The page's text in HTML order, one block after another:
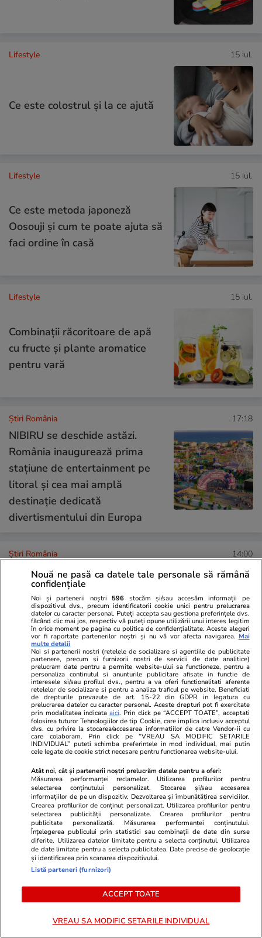
Lifestyle 15 iul.
Ce este colostrul și la ce ajută
Lifestyle 15 iul.
Ce este metoda japoneză
Oosouji și cum te poate ajuta să
faci ordine în casă
Lifestyle 15 iul.
Combinaţii răcoritoare de apă
cu fructe şi plante aromatice
pentru vară
Știri România 17:18
NIBIRU se deschide astăzi.
România inaugurează prima
stațiune de entertainment pe
litoral și cea mai amplă
destinație dedicată
divertismentului din Europa
Știri România 14:00
Canadienii de la VarDev retrag
PUZ-ul pentru proiectul minier
auro-argentifer de un miliard
de dolari de la Certej și anunță
„optimizarea” investiției
Reportaj
Știri România 12:30
Palatul Telefoanelor și-a
deschis porțile istoriei.
Povestea primului zgârie-nori
din România și a telefoanelor
care au schimbat o epocă
Știri România 12:20
Turiștii din toată lumea,
avertizați că la București sunt
cazați în clădiri care se pot
prăbuși la cutremur. „Experții
este inevitabil”, scrie The
Nouă ne pasă ca datele tale personale să rămână
confidențiale
Noi și partenerii noștri 596 stocăm și/sau accesăm informații pe
dispozitivul dvs., precum identificatorii cookie unici pentru prelucrarea
datelor cu caracter personal. Puteți accepta sau gestiona preferințele dvs.
făcând clic mai jos, respectiv vă puteți opune utilizării unui interes legitim
în orice moment pe pagina cu politica de confidențialitate. Aceste alegeri
vor fi raportate partenerilor noștri și nu vă vor afecta navigarea. Mai
multe detalii
Noi si partenerii nostri (retelele de socializare si agentiile de publicitate
partenere, precum si furnizorii nostri de servicii de date analitice)
prelucram date pentru a permite website-ului sa functioneze, pentru a
personaliza continutul si anunturile publicitare afisate in functie de
interesele si/sau profilul dvs., pentru a va oferi functionalitati aferente
retelelor de socializare si pentru a analiza traficul pe website. Beneficiati
de drepturile prevazute de art. 15-22 din GDPR in legatura cu
prelucrarea datelor cu caracter personal. Aceste drepturi pot fi exercitate
prin modalitatea indicataaici. Prin click pe “ACCEPT TOATE”, acceptati
folosirea tuturor Tehnologiilor de tip Cookie, care implica inclusiv acceptul
dvs. cu privire la stocarea/accesarea informatiilor de catre Vendor-ii cu
care colaboram. Prin click pe “VREAU SA MODIFIC SETARILE
INDIVIDUAL” puteti schimba preferintele in mod individual, mai putin
cele legate de cookie strict necesare pentru functionarea website-ului.
Atât noi, cât și partenerii noștri prelucrăm datele pentru a oferi:
Măsurarea performanței reclamelor. Utilizarea profilurilor pentru
selectarea conținutului personalizat. Stocarea și/sau accesarea
informațiilor de pe un dispozitiv. Dezvoltarea și îmbunătățirea serviciilor.
Crearea profilurilor de conținut personalizat. Utilizarea profilurilor pentru
selectarea publicității personalizate. Crearea profilurilor pentru
publicitate personalizată. Măsurarea performanței conținutului.
Înțelegerea publicului prin statistici sau combinații de date din surse
diferite. Utilizarea datelor limitate pentru a selecta conținutul. Utilizarea
de date limitate pentru a selecta publicitatea. Date precise de geolocație
și identificarea prin scanarea dispozitivului.
Listă parteneri (furnizori)
ACCEPT TOATE
VREAU SA MODIFIC SETARILE INDIVIDUAL